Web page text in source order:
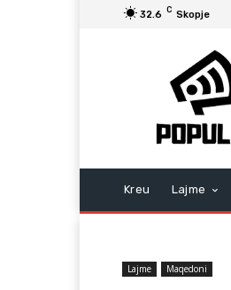
32.6 C Skopje
Kreu Lajme
Lajme Maqedoni